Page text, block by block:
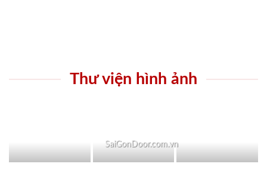
Thư viện hình ảnh
SaiGonDoor.com.vn